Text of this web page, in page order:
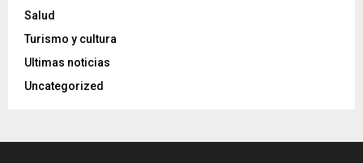
Salud
Turismo y cultura
Ultimas noticias
Uncategorized